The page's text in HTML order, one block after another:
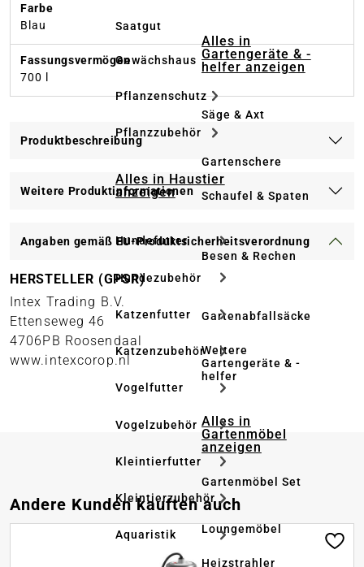
Saatgut
Gewächshaus
Pflanzenschutz
Pflanzzubehör
Alles in Haustier
anzeigen
Hundefutter
Hundezubehör
Katzenfutter
Katzenzubehör
Vogelfutter
Vogelzubehör
Kleintierfutter
Kleintierzubehör
Aquaristik
Alles in
Gartengeräte & -
helfer anzeigen
Säge & Axt
Gartenschere
Schaufel & Spaten
Besen & Rechen
Gartenabfallsäcke
Weitere
Gartengeräte & -
helfer
Alles in
Gartenmöbel
anzeigen
Gartenmöbel Set
Loungemöbel
Heizstrahler
Farbe
Blau
Fassungsvermögen
700 l
Produktbeschreibung
Weitere Produktinformationen
Angaben gemäß EU-Produktsicherheitsverordnung
HERSTELLER (GPSR)
Intex Trading B.V.
Ettenseweg 46
4706PB Roosendaal
www.intexcorop.nl
Produktgalerie überspringen
Andere Kunden kauften auch